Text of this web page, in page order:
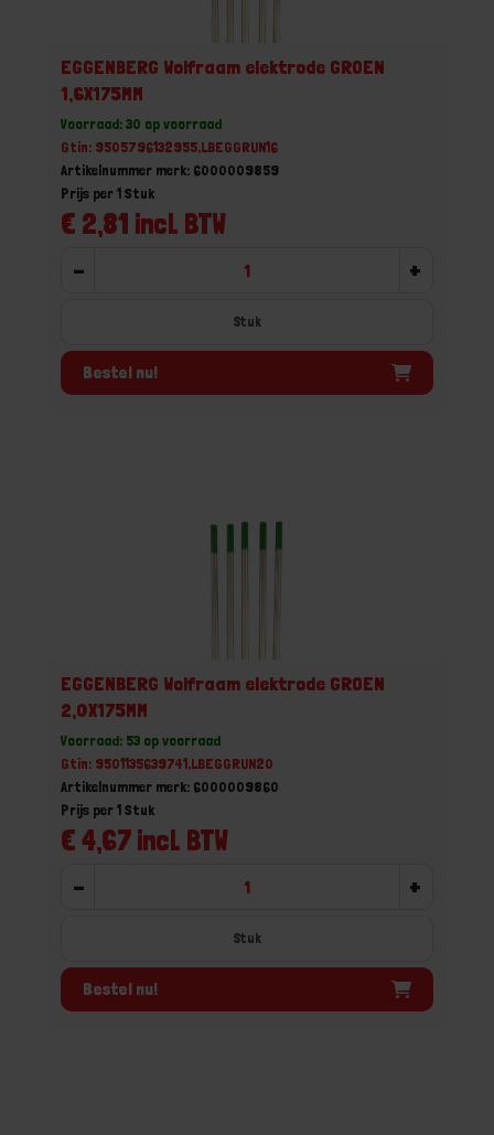
EGGENBERG Wolfraam elektrode GROEN
1,6X175MM
Voorraad: 30 op voorraad
Gtin: 9505796132955,LBEGGRUN16
Artikelnummer merk: 6000009859
€ 2,81 incl. BTW
Prijs per 1 Stuk
- +
Stuk
Bestel nu!
EGGENBERG Wolfraam elektrode GROEN
2,0X175MM
Voorraad: 53 op voorraad
Gtin: 9501135639741,LBEGGRUN20
Artikelnummer merk: 6000009860
€ 4,67 incl. BTW
Prijs per 1 Stuk
- +
Stuk
Bestel nu!